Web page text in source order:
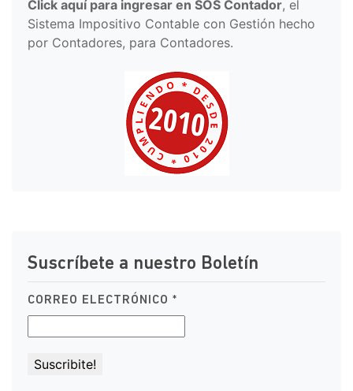
Click aquí para ingresar en SOS Contador, el
Sistema Impositivo Contable con Gestión hecho
por Contadores, para Contadores.
Suscríbete a nuestro Boletín
CORREO ELECTRÓNICO *